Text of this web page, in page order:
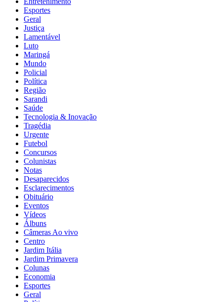
Esportes
Geral
Justiça
Lamentável
Luto
Maringá
Mundo
Policial
Política
Região
Sarandi
Saúde
Tecnologia & Inovação
Tragédia
Urgente
Futebol
Concursos
Colunistas
Notas
Desaparecidos
Esclarecimentos
Obituário
Eventos
Vídeos
Álbuns
Câmeras Ao vivo
Centro
Jardim Itália
Jardim Primavera
Colunas
Economia
Esportes
Geral